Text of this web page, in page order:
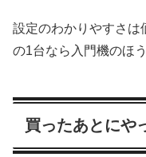
設定のわかりやすさは
の1台なら入門機のほ
買ったあとにや